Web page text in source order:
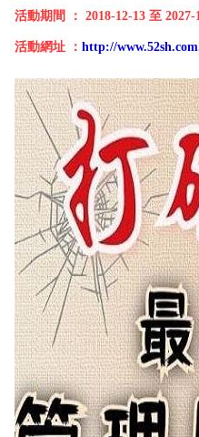
活動期間 ： 2018-12-13 至 2027-
活動網址 ： http://